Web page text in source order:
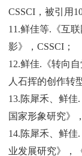
CSSCI，被引用
11.鲜佳等.《互
影》，CSSCI；
12.鲜佳.《转向
人石挥的创作转
13.陈犀禾、鲜佳
国家形象研究》
14.陈犀禾、鲜佳
业发展研究》，